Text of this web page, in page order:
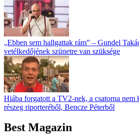
„Ebben sem hallgattak rám” – Gundel
vetélkedőjének szünetre van szüksége
Hiába forgatott a TV2-nek, a csatorna nem
részeg riporteréből, Bencze Péterből
Best Magazin